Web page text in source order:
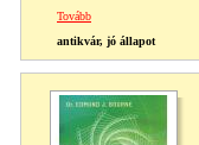
Tovább
antikvár, jó állapot